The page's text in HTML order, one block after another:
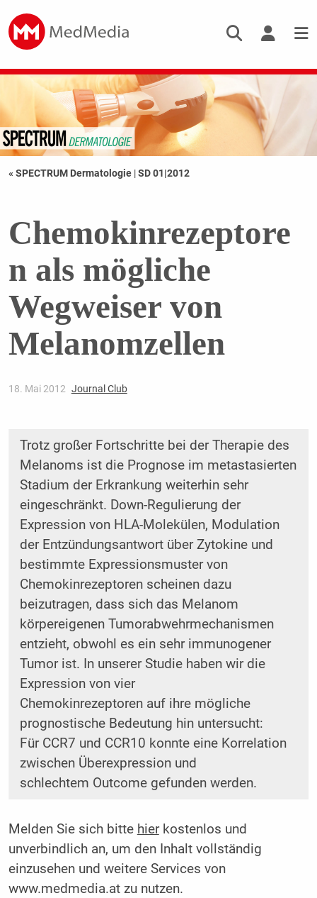
« SPECTRUM Dermatologie |SD 01|2012
Chemokinrezeptore
n als mögliche
Wegweiser von
Melanomzellen
18. Mai 2012 Journal Club
Trotz großer Fortschritte bei der Therapie des
Melanoms ist die Prognose im metastasierten
Stadium der Erkrankung weiterhin sehr
eingeschränkt. Down-Regulierung der
Expression von HLA-Molekülen, Modulation
der Entzündungsantwort über Zytokine und
bestimmte Expressionsmuster von
Chemokinrezeptoren scheinen dazu
beizutragen, dass sich das Melanom
körpereigenen Tumorabwehrmechanismen
entzieht, obwohl es ein sehr immunogener
Tumor ist. In unserer Studie haben wir die
Expression von vier
Chemokinrezeptoren auf ihre mögliche
prognostische Bedeutung hin untersucht:
Für CCR7 und CCR10 konnte eine Korrelation
zwischen Überexpression und
schlechtem Outcome gefunden werden.
Melden Sie sich bitte hierkostenlos und
unverbindlich an, um den Inhalt vollständig
einzusehen und weitere Services von
www.medmedia.at zu nutzen.